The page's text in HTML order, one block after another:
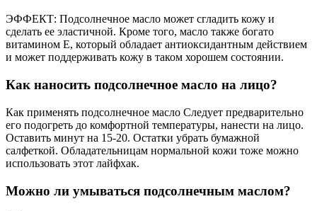
ЭФФЕКТ: Подсолнечное масло может сгладить кожу и
сделать ее эластичной. Кроме того, масло также богато
витамином Е, который обладает антиоксидантным действием
и может поддерживать кожу в таком хорошем состоянии.
Как наносить подсолнечное масло на лицо?
Как применять подсолнечное масло Следует предварительно
его подогреть до комфортной температуры, нанести на лицо.
Оставить минут на 15-20. Остатки убрать бумажной
салфеткой. Обладательницам нормальной кожи тоже можно
использовать этот лайфхак.
Можно ли умываться подсолнечным маслом?